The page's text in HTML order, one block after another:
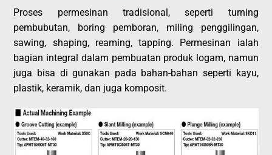
Proses permesinan tradisional, seperti turning
pembubutan, boring pemboran, miling penggilingan,
sawing, shaping, reaming, tapping. Permesinan ialah
bagian integral dalam pembuatan produk logam, namun
juga bisa di gunakan pada bahan-bahan seperti kayu,
plastik, keramik, dan juga komposit.